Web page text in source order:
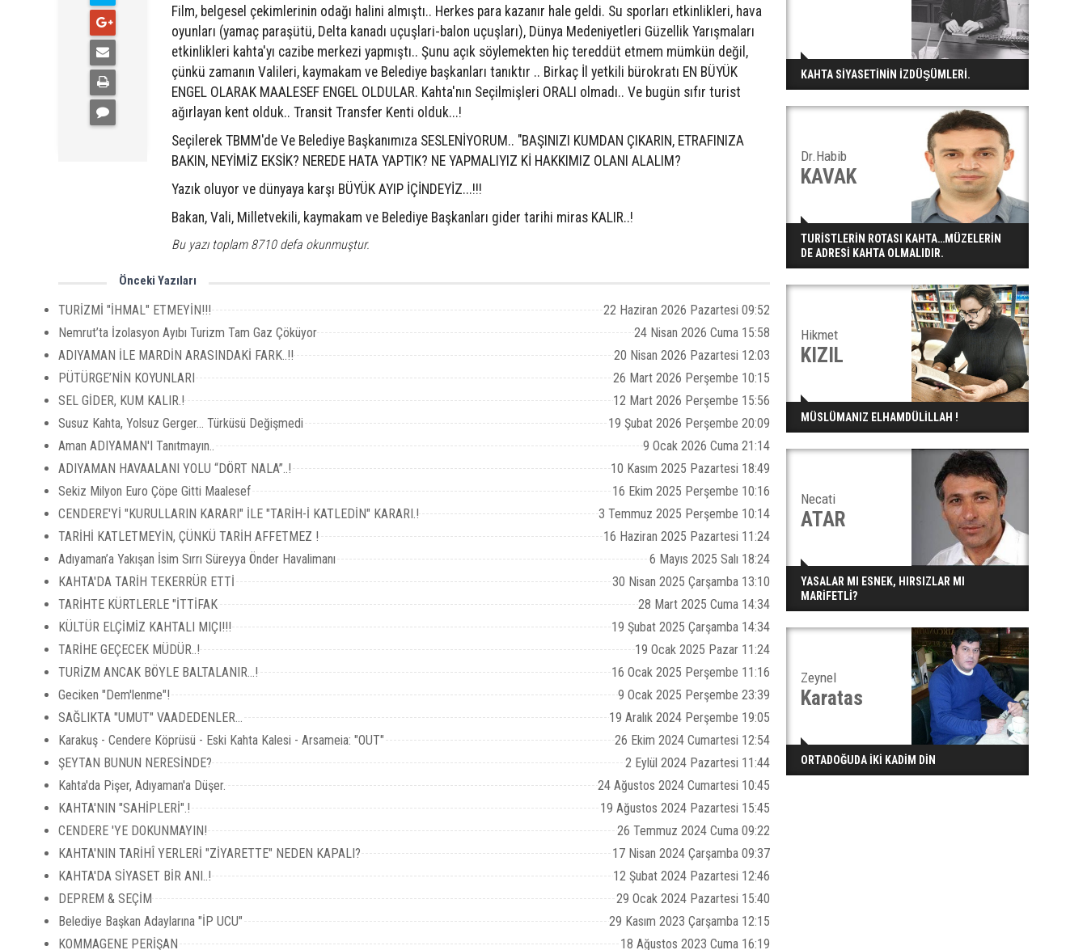
Film, belgesel çekimlerinin odağı halini almıştı.. Herkes para kazanır hale geldi. Su sporları etkinlikleri, hava
oyunları (yamaç paraşütü, Delta kanadı uçuşlari-balon uçuşları), Dünya Medeniyetleri Güzellik Yarışmaları
etkinlikleri kahta'yı cazibe merkezi yapmıştı.. Şunu açık söylemekten hiç tereddüt etmem mümkün değil,
çünkü zamanın Valileri, kaymakam ve Belediye başkanları tanıktır .. Birkaç İl yetkili bürokratı EN BÜYÜK
ENGEL OLARAK MAALESEF ENGEL OLDULAR. Kahta'nın Seçilmişleri ORALI olmadı.. Ve bugün sıfır turist
ağırlayan kent olduk.. Transit Transfer Kenti olduk...!
Seçilerek TBMM'de Ve Belediye Başkanımıza SESLENİYORUM.. "BAŞINIZI KUMDAN ÇIKARIN, ETRAFINIZA
BAKIN, NEYİMİZ EKSİK? NEREDE HATA YAPTIK? NE YAPMALIYIZ Kİ HAKKIMIZ OLANI ALALIM?
Yazık oluyor ve dünyaya karşı BÜYÜK AYIP İÇİNDEYİZ...!!!
Bakan, Vali, Milletvekili, kaymakam ve Belediye Başkanları gider tarihi miras KALIR..!
Bu yazı toplam 8710 defa okunmuştur.
Önceki Yazıları
TURİZMİ "İHMAL" ETMEYİN!!!
22 Haziran 2026 Pazartesi 09:52
Nemrut’ta İzolasyon Ayıbı Turizm Tam Gaz Çöküyor
24 Nisan 2026 Cuma 15:58
ADIYAMAN İLE MARDİN ARASINDAKİ FARK..!!
20 Nisan 2026 Pazartesi 12:03
PÜTÜRGE’NİN KOYUNLARI
26 Mart 2026 Perşembe 10:15
SEL GİDER, KUM KALIR.!
12 Mart 2026 Perşembe 15:56
Susuz Kahta, Yolsuz Gerger... Türküsü Değişmedi
19 Şubat 2026 Perşembe 20:09
Aman ADIYAMAN'I Tanıtmayın..
9 Ocak 2026 Cuma 21:14
ADIYAMAN HAVAALANI YOLU “DÖRT NALA”..!
10 Kasım 2025 Pazartesi 18:49
Sekiz Milyon Euro Çöpe Gitti Maalesef
16 Ekim 2025 Perşembe 10:16
CENDERE'Yİ "KURULLARIN KARARI" İLE "TARİH-İ KATLEDİN" KARARI.!
3 Temmuz 2025 Perşembe 10:14
TARİHİ KATLETMEYİN, ÇÜNKÜ TARİH AFFETMEZ !
16 Haziran 2025 Pazartesi 11:24
Adıyaman’a Yakışan İsim Sırrı Süreyya Önder Havalimanı
6 Mayıs 2025 Salı 18:24
KAHTA'DA TARİH TEKERRÜR ETTİ
30 Nisan 2025 Çarşamba 13:10
TARİHTE KÜRTLERLE "İTTİFAK
28 Mart 2025 Cuma 14:34
KÜLTÜR ELÇİMİZ KAHTALI MIÇI!!!
19 Şubat 2025 Çarşamba 14:34
TARİHE GEÇECEK MÜDÜR..!
19 Ocak 2025 Pazar 11:24
TURİZM ANCAK BÖYLE BALTALANIR…!
16 Ocak 2025 Perşembe 11:16
Geciken "Dem'lenme"!
9 Ocak 2025 Perşembe 23:39
SAĞLIKTA "UMUT" VAADEDENLER...
19 Aralık 2024 Perşembe 19:05
Karakuş - Cendere Köprüsü - Eski Kahta Kalesi - Arsameia: "OUT"
26 Ekim 2024 Cumartesi 12:54
ŞEYTAN BUNUN NERESİNDE?
2 Eylül 2024 Pazartesi 11:44
Kahta'da Pişer, Adıyaman'a Düşer.
24 Ağustos 2024 Cumartesi 10:45
KAHTA'NIN "SAHİPLERİ".!
19 Ağustos 2024 Pazartesi 15:45
CENDERE 'YE DOKUNMAYIN!
26 Temmuz 2024 Cuma 09:22
KAHTA'NIN TARİHÎ YERLERİ "ZİYARETTE" NEDEN KAPALI?
17 Nisan 2024 Çarşamba 09:37
KAHTA'DA SİYASET BİR ANI..!
12 Şubat 2024 Pazartesi 12:46
DEPREM & SEÇİM
29 Ocak 2024 Pazartesi 15:40
Belediye Başkan Adaylarına "İP UCU"
29 Kasım 2023 Çarşamba 12:15
KOMMAGENE PERİŞAN
18 Ağustos 2023 Cuma 16:19
KAHTA SİYASETİNİN İZDÜŞÜMLERİ.
Dr.Habib
KAVAK
TURİSTLERİN ROTASI KAHTA…MÜZELERİN
DE ADRESİ KAHTA OLMALIDIR.
Hikmet
KIZIL
MÜSLÜMANIZ ELHAMDÜLİLLAH !
Necati
ATAR
YASALAR MI ESNEK, HIRSIZLAR MI
MARİFETLİ?
Zeynel
Karatas
ORTADOĞUDA İKİ KADİM DİN